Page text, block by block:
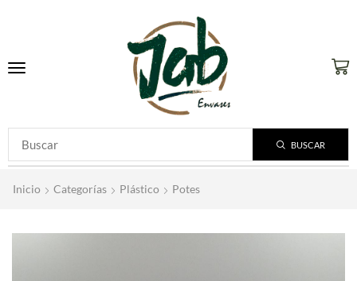
BUSCAR
Inicio Categorías Plástico Potes